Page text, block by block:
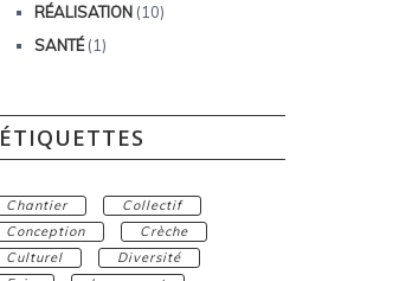
RÉALISATION(10)
SANTÉ(1)
ÉTIQUETTES
Chantier
Collectif
Conception
Crèche
Culturel
Diversité